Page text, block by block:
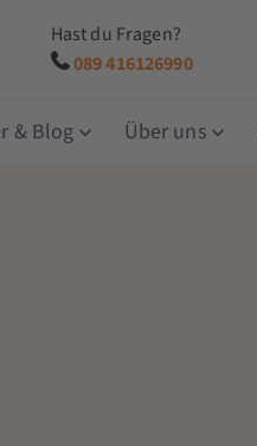
Hast du Fragen?
089 416126990
& Blog Über uns